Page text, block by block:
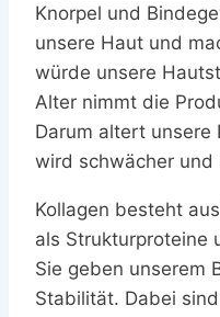
Knorpel und
unsere Haut und
würde unsere
Alter nimmt die
Darum altert unsere
wird schwächer und
Kollagen besteht
als Strukturproteine
Sie geben unserem
Stabilität. Dabei